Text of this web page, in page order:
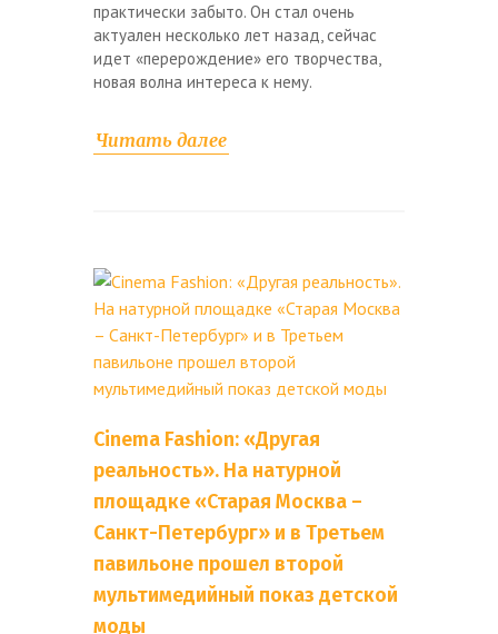
практически забыто. Он стал очень
актуален несколько лет назад, сейчас
идет «перерождение» его творчества,
новая волна интереса к нему.
Читать далее
Cinema Fashion: «Другая
реальность». На натурной
площадке «Старая Москва –
Санкт-Петербург» и в Третьем
павильоне прошел второй
мультимедийный показ детской
моды